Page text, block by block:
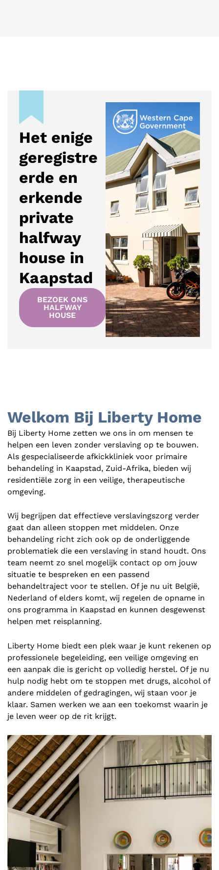
Het enige
geregistre
erde en
erkende
private
halfway
house in
Kaapstad
BEZOEK ONS
HALFWAY
HOUSE
Welkom Bij Liberty Home
Bij Liberty Home zetten we ons in om mensen te
helpen een leven zonder verslaving op te bouwen.
Als gespecialiseerde afkickkliniek voor primaire
behandeling in Kaapstad, Zuid-Afrika, bieden wij
residentiële zorg in een veilige, therapeutische
omgeving.
Wij begrijpen dat effectieve verslavingszorg verder
gaat dan alleen stoppen met middelen. Onze
behandeling richt zich ook op de onderliggende
problematiek die een verslaving in stand houdt. Ons
team neemt zo snel mogelijk contact op om jouw
situatie te bespreken en een passend
behandeltraject voor te stellen. Of je nu uit België,
Nederland of elders komt, wij regelen de opname in
ons programma in Kaapstad en kunnen desgewenst
helpen met reisplanning.
Liberty Home biedt een plek waar je kunt rekenen op
professionele begeleiding, een veilige omgeving en
een aanpak die is gericht op volledig herstel. Of je nu
hulp nodig hebt om te stoppen met drugs, alcohol of
andere middelen of gedragingen, wij staan voor je
klaar. Samen werken we aan een toekomst waarin je
je leven weer op de rit krijgt.